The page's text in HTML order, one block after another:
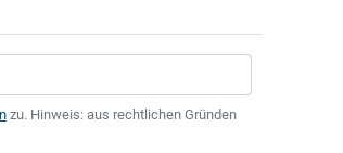
zu. Hinweis: aus rechtlichen Gründen